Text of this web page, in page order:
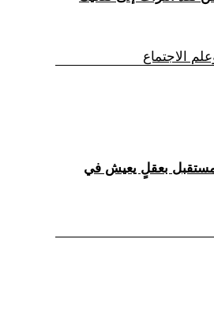
الاجتماع
بعقلٍ يعيش في